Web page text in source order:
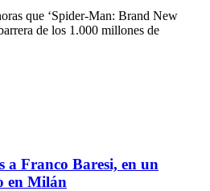
que ‘Spider-Man: Brand New
de los 1.000 millones de
a Franco Baresi, en un
en Milán